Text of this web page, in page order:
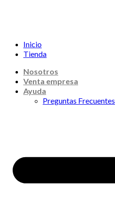
Inicio
Tienda
Nosotros
Venta empresa
Ayuda
Preguntas Frecuentes